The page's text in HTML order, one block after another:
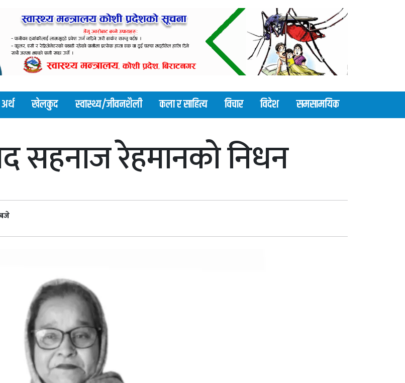
अर्थ खेलकुद स्वास्थ्य/जीवनशैली कला र साहित्य विचार विदेश समसामयिक
सहनाज रेहमानको निधन